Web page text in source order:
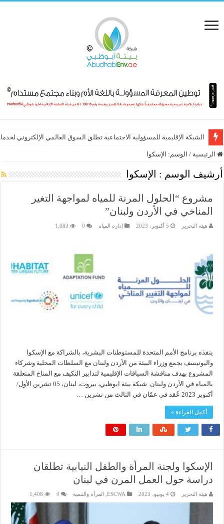
ورشة دولية بصلالة لإعداد مدققين معتمدين في المسؤولية المجتمعية (ISO 26000)
الرئيسية / الوسم: الإسكوا
أرشيف الوسم : الإسكوا
مشروع “الحلول المرنة للمياه لمواجهة التغير
المناخي في الأردن ولبنان”
هيئة التحرير 5 أكتوبر، 2023 إدارة المياه 0
1,083
ينفذه برنامج الأمم المتحدة للمستوطنات البشرية، بالشراكة مع الإسكوا
واليونيسف يجمع وزراء البيئة من الأردن ولبنان مع السلطات المحلية وشركاء
المشروع بهدف مناقشة السياقات الإقليمية لتدابير التكيف مع المناخ المتعلقة
بالمياه في الأردن ولبنان. شبكة بيئة ابوظبي، بيروت، لبنان، 05 تشرين الأول/
أكتوبر 2023 عُقد في عمّان في الثالث من تشرين …
أكمل القراءة »
الإسكوا ولجنة المرأة والطفل النيابية تطلقان
دراسة حول العمل المرن في لبنان
هيئة التحرير 4 يونيو، 2023 ESCWA
, المرأة والتنمية 0
1,408